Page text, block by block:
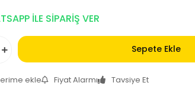
İLE SİPARİŞ VER
Sepete Ekle
ekle Fiyat Alarmı Tavsiye Et